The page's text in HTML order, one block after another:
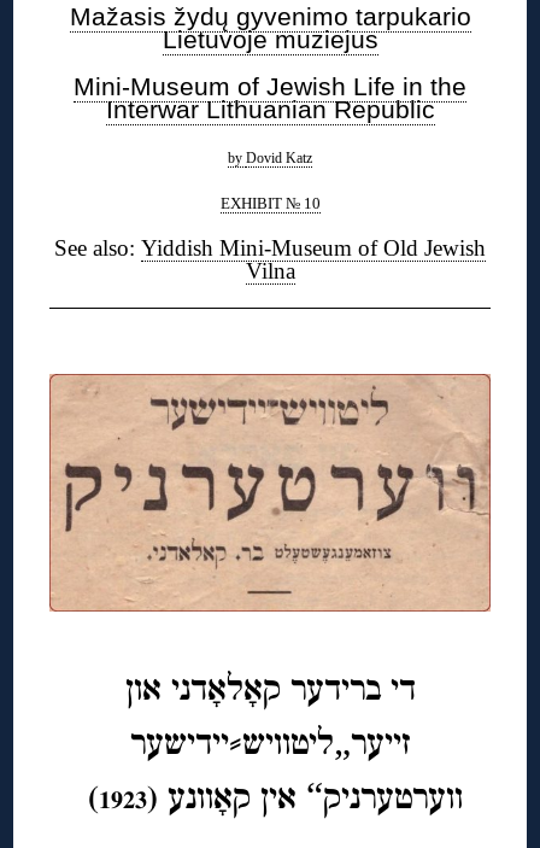
Mažasis žydų gyvenimo tarpukario
Lietuvoje muziejus
Mini-Museum of Jewish Life in the
Interwar Lithuanian Republic
by Dovid Katz
EXHIBIT № 10
See also: Yiddish Mini-Museum of Old Jewish
Vilna
די ברידער קאָלאָדני און
זייער„ליטוויש⸗יידישער
ווערטערניק“ אין קאָוונע (1923
)